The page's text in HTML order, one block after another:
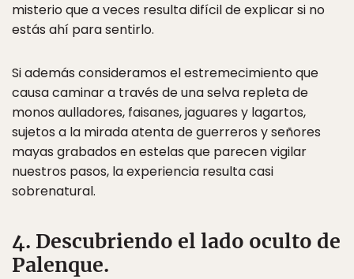
misterio que a veces resulta difícil de explicar si no
estás ahí para sentirlo.
Si además consideramos el estremecimiento que
causa caminar a través de una selva repleta de
monos aulladores, faisanes, jaguares y lagartos,
sujetos a la mirada atenta de guerreros y señores
mayas grabados en estelas que parecen vigilar
nuestros pasos, la experiencia resulta casi
sobrenatural.
4. Descubriendo el lado oculto de
Palenque.